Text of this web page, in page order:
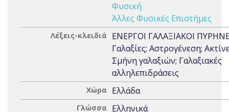
Φυσική
Άλλες Φυσικές Επιστήμες
Λέξεις-κλειδιά
ΕΝΕΡΓΟΙ ΓΑΛΑΞΙΑΚΟΙ
Γαλαξίες; Αστρογένεση;
Σμήνη γαλαξιών; Γαλαξιακές
αλληλεπιδράσεις
Χώρα Ελλάδα
Γλώσσα Ελληνικά